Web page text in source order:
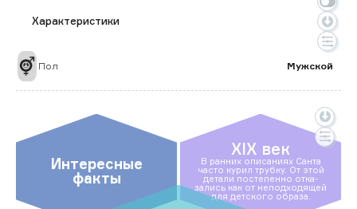
Характеристики
Пол Мужской
Интересные
факты
XIX век
В ран­них опи­сани­ях Сан­та
час­то ку­рил труб­ку. От этой
де­тали пос­те­пен­но от­ка­
зались как от не­под­хо­дящей
для дет­ско­го об­ра­за.